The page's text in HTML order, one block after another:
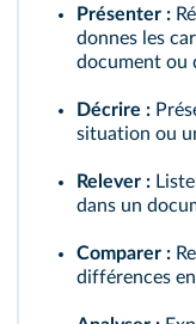
Présenter :
donnes les
document ou
Décrire :
situation ou
Relever :
dans un
Comparer :
différences